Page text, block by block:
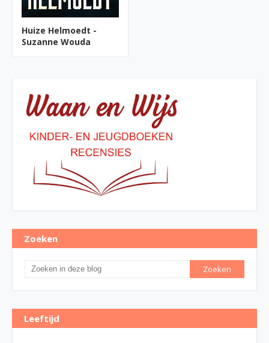
Huize Helmoedt -
Suzanne Wouda
Zoeken
Leeftijd